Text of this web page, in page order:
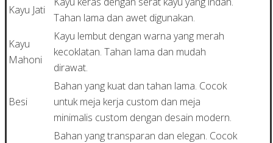
Kayu Jati
Tahan lama dan awet digunakan.
Kayu
Mahoni
Kayu lembut dengan warna yang merah
kecoklatan. Tahan lama dan mudah
dirawat.
Besi
Bahan yang kuat dan tahan lama. Cocok
untuk meja kerja custom dan meja
minimalis custom dengan desain modern.
Bahan yang transparan dan elegan. Cocok